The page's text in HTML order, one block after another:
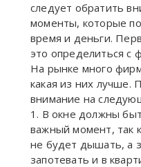
следует обратить
моменты, которые
время и деньги.
это определиться с
На рынке много
какая из них лучше.
внимание на
1. В окне должны
важный момент, так
не будет дышать, а
запотевать и в